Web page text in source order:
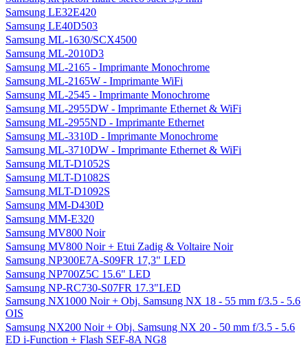
Samsung LE32E420
Samsung LE40D503
Samsung ML-1630/SCX4500
Samsung ML-2010D3
Samsung ML-2165 - Imprimante Monochrome
Samsung ML-2165W - Imprimante WiFi
Samsung ML-2545 - Imprimante Monochrome
Samsung ML-2955DW - Imprimante Ethernet & WiFi
Samsung ML-2955ND - Imprimante Ethernet
Samsung ML-3310D - Imprimante Monochrome
Samsung ML-3710DW - Imprimante Ethernet & WiFi
Samsung MLT-D1052S
Samsung MLT-D1082S
Samsung MLT-D1092S
Samsung MM-D430D
Samsung MM-E320
Samsung MV800 Noir
Samsung MV800 Noir + Etui Zadig & Voltaire Noir
Samsung NP300E7A-S09FR 17,3" LED
Samsung NP700Z5C 15.6" LED
Samsung NP-RC730-S07FR 17.3"LED
Samsung NX1000 Noir + Obj. Samsung NX 18 - 55 mm f/3.5 - 5.6
OIS
Samsung NX200 Noir + Obj. Samsung NX 20 - 50 mm f/3.5 - 5.6
ED i-Function + Flash SEF-8A NG8